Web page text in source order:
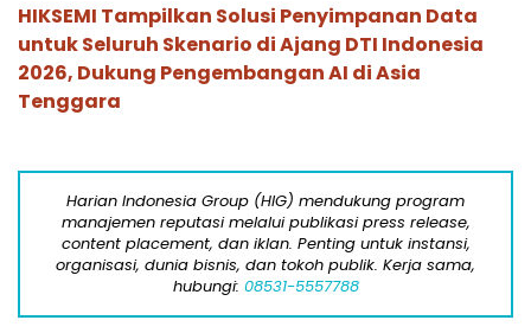
HIKSEMI Tampilkan Solusi Penyimpanan Data
untuk Seluruh Skenario di Ajang DTI Indonesia
2026, Dukung Pengembangan AI di Asia
Tenggara
Harian Indonesia Group (HIG) mendukung program
manajemen reputasi melalui publikasi press release,
content placement, dan iklan. Penting untuk instansi,
organisasi, dunia bisnis, dan tokoh publik. Kerja sama,
hubungi: 08531-5557788